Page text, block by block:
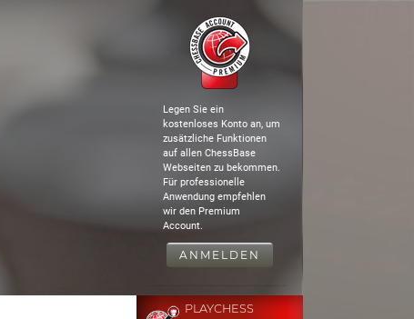
Legen Sie ein
kostenloses Konto an, um
zusätzliche Funktionen
auf allen ChessBase
Webseiten zu bekommen.
Für professionelle
Anwendung empfehlen
wir den Premium
Account.
ANMELDEN
PLAYCHESS